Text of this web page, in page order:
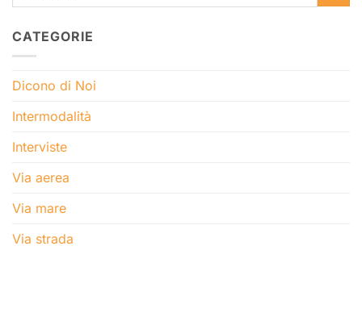
CATEGORIE
Dicono di Noi
Intermodalità
Interviste
Via aerea
Via mare
Via strada